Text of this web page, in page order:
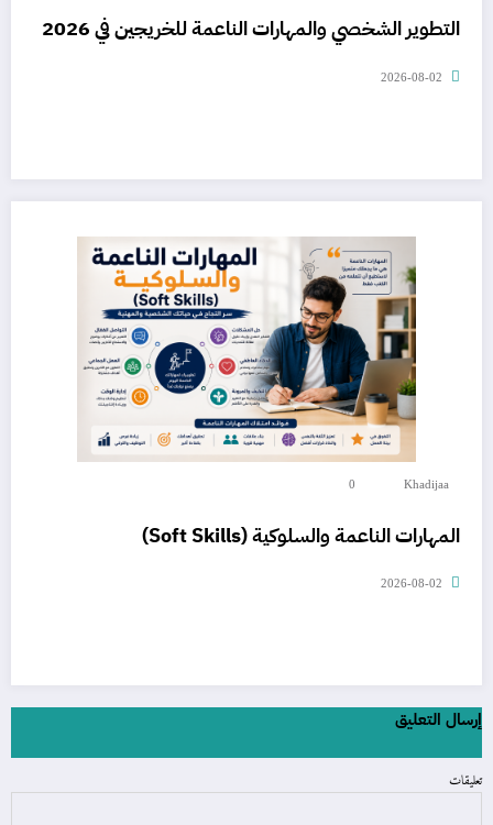
التطوير الشخصي والمهارات الناعمة للخريجين في 2026
2026-08-02
Khadijaa
0
المهارات الناعمة والسلوكية (Soft Skills)
2026-08-02
إرسال التعليق
تعليقات